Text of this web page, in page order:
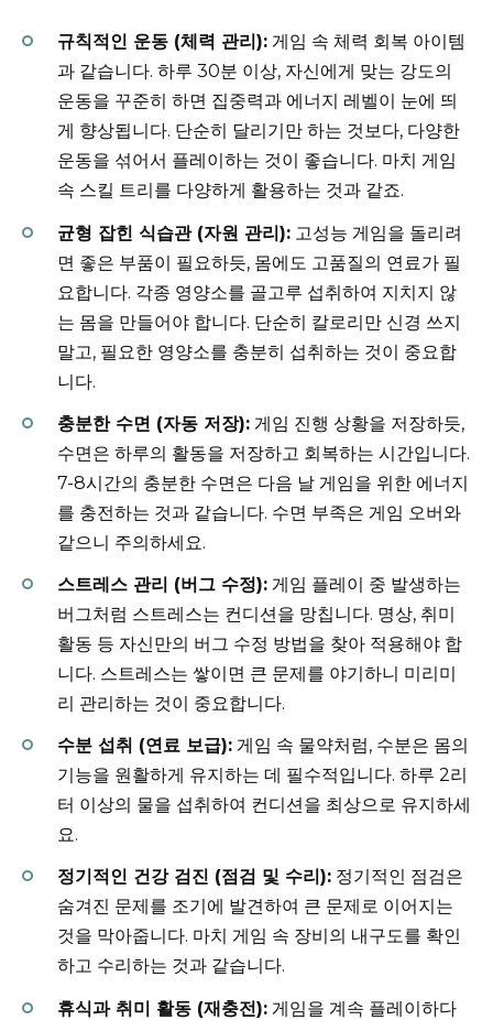
규칙적인 운동 (체력 관리): 게임 속 체력 회복 아이템
과 같습니다. 하루 30분 이상, 자신에게 맞는 강도의
운동을 꾸준히 하면 집중력과 에너지 레벨이 눈에 띄
게 향상됩니다. 단순히 달리기만 하는 것보다, 다양한
운동을 섞어서 플레이하는 것이 좋습니다. 마치 게임
속 스킬 트리를 다양하게 활용하는 것과 같죠.
균형 잡힌 식습관 (자원 관리): 고성능 게임을 돌리려
면 좋은 부품이 필요하듯, 몸에도 고품질의 연료가 필
요합니다. 각종 영양소를 골고루 섭취하여 지치지 않
는 몸을 만들어야 합니다. 단순히 칼로리만 신경 쓰지
말고, 필요한 영양소를 충분히 섭취하는 것이 중요합
니다.
충분한 수면 (자동 저장): 게임 진행 상황을 저장하듯,
수면은 하루의 활동을 저장하고 회복하는 시간입니다.
7-8시간의 충분한 수면은 다음 날 게임을 위한 에너지
를 충전하는 것과 같습니다. 수면 부족은 게임 오버와
같으니 주의하세요.
스트레스 관리 (버그 수정): 게임 플레이 중 발생하는
버그처럼 스트레스는 컨디션을 망칩니다. 명상, 취미
활동 등 자신만의 버그 수정 방법을 찾아 적용해야 합
니다. 스트레스는 쌓이면 큰 문제를 야기하니 미리미
리 관리하는 것이 중요합니다.
수분 섭취 (연료 보급): 게임 속 물약처럼, 수분은 몸의
기능을 원활하게 유지하는 데 필수적입니다. 하루 2리
터 이상의 물을 섭취하여 컨디션을 최상으로 유지하세
요.
정기적인 건강 검진 (점검 및 수리): 정기적인 점검은
숨겨진 문제를 조기에 발견하여 큰 문제로 이어지는
것을 막아줍니다. 마치 게임 속 장비의 내구도를 확인
하고 수리하는 것과 같습니다.
휴식과 취미 활동 (재충전): 게임을 계속 플레이하다